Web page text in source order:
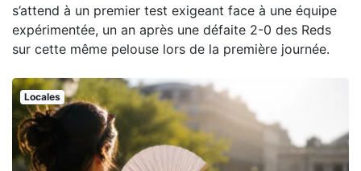
s’attend à un premier test exigeant face à une équipe
expérimentée, un an après une défaite 2-0 des Reds
sur cette même pelouse lors de la première journée.
Locales